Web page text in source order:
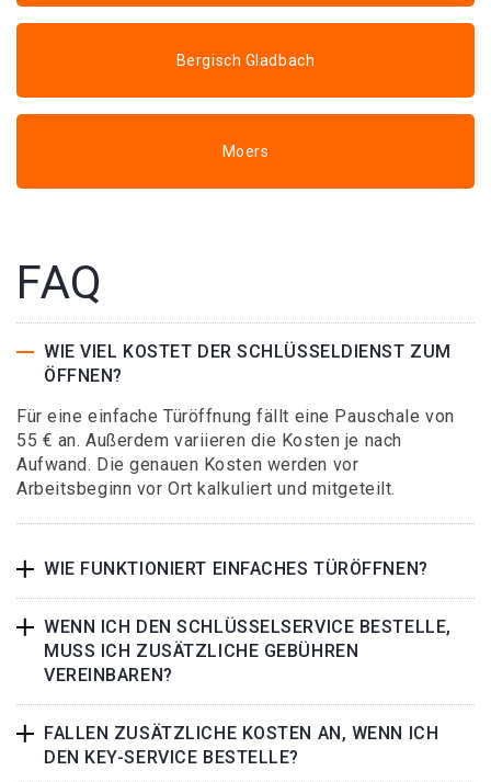
Bergisch Gladbach
Moers
FAQ
WIE VIEL KOSTET DER SCHLÜSSELDIENST ZUM
ÖFFNEN?
Für eine einfache Türöffnung fällt eine Pauschale von
55 € an. Außerdem variieren die Kosten je nach
Aufwand. Die genauen Kosten werden vor
Arbeitsbeginn vor Ort kalkuliert und mitgeteilt.
WIE FUNKTIONIERT EINFACHES TÜRÖFFNEN?
WENN ICH DEN SCHLÜSSELSERVICE BESTELLE,
MUSS ICH ZUSÄTZLICHE GEBÜHREN
VEREINBAREN?
FALLEN ZUSÄTZLICHE KOSTEN AN, WENN ICH
DEN KEY-SERVICE BESTELLE?